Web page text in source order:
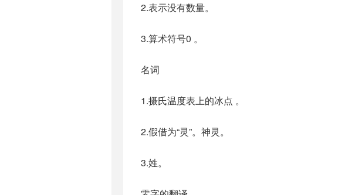
2.表示没有数量。
3.算术符号0 。
名词
1.摄氏温度表上的冰点 。
2.假借为“灵”。神灵。
3.姓。